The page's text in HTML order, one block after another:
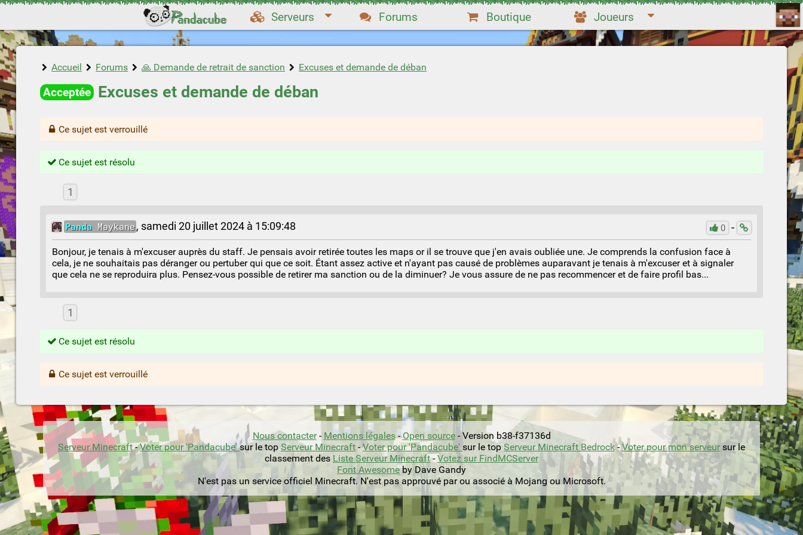
Serveurs Forums Boutique Joueurs
Accueil Forums 🙏 Demande de retrait de sanction Excuses et demande de déban
Acceptée Excuses et demande de déban
Ce sujet est verrouillé
Ce sujet est résolu
1
Panda Maykane, samedi 20 juillet 2024 à 15:09:48 0 -
Bonjour, je tenais à m'excuser auprès du staff. Je pensais avoir retirée toutes les maps or il se trouve que j'en avais oubliée une. Je comprends la confusion face à
cela, je ne souhaitais pas déranger ou pertuber qui que ce soit. Étant assez active et n'ayant pas causé de problèmes auparavant je tenais à m'excuser et à signaler
que cela ne se reproduira plus. Pensez-vous possible de retirer ma sanction ou de la diminuer? Je vous assure de ne pas recommencer et de faire profil bas...
1
Ce sujet est résolu
Ce sujet est verrouillé
Nous contacter- Mentions légales-Open source- Version b38-f37136d
Serveur Minecraft-Voter pour 'Pandacube'sur le top Serveur Minecraft -Voter pour 'Pandacube' sur le top Serveur Minecraft Bedrock-Voter pour mon serveursur le
classement des Liste Serveur Minecraft-Votez sur FindMCServer
Font Awesomeby Dave Gandy
N'est pas un service officiel Minecraft. N'est pas approuvé par ou associé à Mojang ou Microsoft.